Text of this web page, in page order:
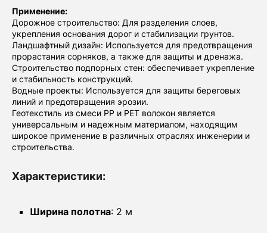
Применение:
Дорожное строительство: Для разделения слоев,
укрепления основания дорог и стабилизации грунтов.
Ландшафтный дизайн: Используется для предотвращения
прорастания сорняков, а также для защиты и дренажа.
Строительство подпорных стен: обеспечивает укрепление
и стабильность конструкций.
Водные проекты: Используется для защиты береговых
линий и предотвращения эрозии.
Геотекстиль из смеси PP и PET волокон является
универсальным и надежным материалом, находящим
широкое применение в различных отраслях инженерии и
строительства.
Характеристики:
Ширина полотна: 2 м